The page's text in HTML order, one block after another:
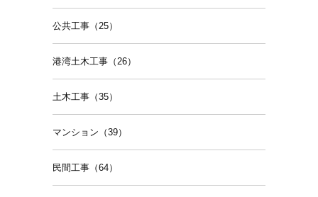
公共工事（25）
港湾土木工事（26）
土木工事（35）
マンション（39）
民間工事（64）